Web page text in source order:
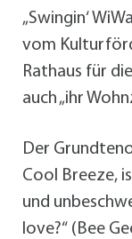
„Swingin‘
vom
Rathaus für
auch „ihr
Der
Cool Breeze,
und
love?“ (Bee